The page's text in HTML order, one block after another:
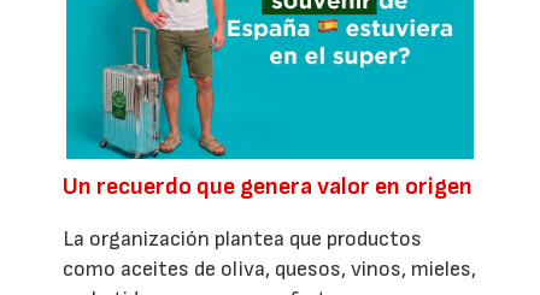
Un recuerdo que genera valor en origen
La organización plantea que productos
como aceites de oliva, quesos, vinos, mieles,